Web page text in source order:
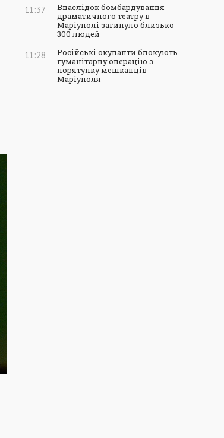
11:37
Внаслідок бомбардування
драматичного театру в
Маріуполі загинуло близько
300 людей
11:28
Російські окупанти блокують
гуманітарну операцію з
порятунку мешканців
Маріуполя